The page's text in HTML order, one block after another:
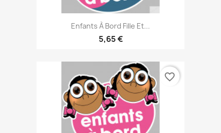
Enfants À Bord Fille Et...
5,65 €
favorite_border